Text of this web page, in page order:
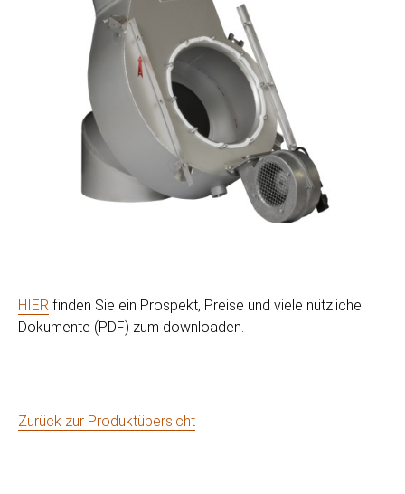
HIER finden Sie ein Prospekt, Preise und viele nützliche
Dokumente (PDF) zum downloaden.
Zurück zur Produktübersicht